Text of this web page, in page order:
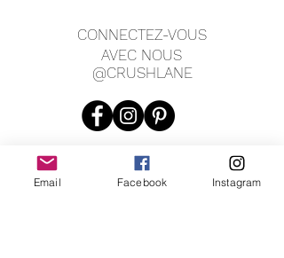
CONNECTEZ-VOUS
AVEC NOUS
@CRUSHLANE
Email Facebook Instagram